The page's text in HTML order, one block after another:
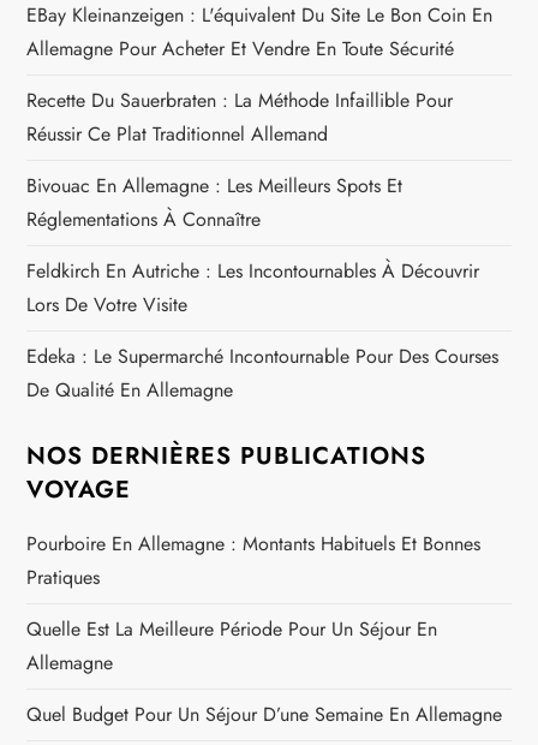
EBay Kleinanzeigen : L'équivalent Du Site Le Bon Coin En
Allemagne Pour Acheter Et Vendre En Toute Sécurité
Recette Du Sauerbraten : La Méthode Infaillible Pour
Réussir Ce Plat Traditionnel Allemand
Bivouac En Allemagne : Les Meilleurs Spots Et
Réglementations À Connaître
Feldkirch En Autriche : Les Incontournables À Découvrir
Lors De Votre Visite
Edeka : Le Supermarché Incontournable Pour Des Courses
De Qualité En Allemagne
NOS DERNIÈRES PUBLICATIONS
VOYAGE
Pourboire En Allemagne : Montants Habituels Et Bonnes
Pratiques
Quelle Est La Meilleure Période Pour Un Séjour En
Allemagne
Quel Budget Pour Un Séjour D’une Semaine En Allemagne